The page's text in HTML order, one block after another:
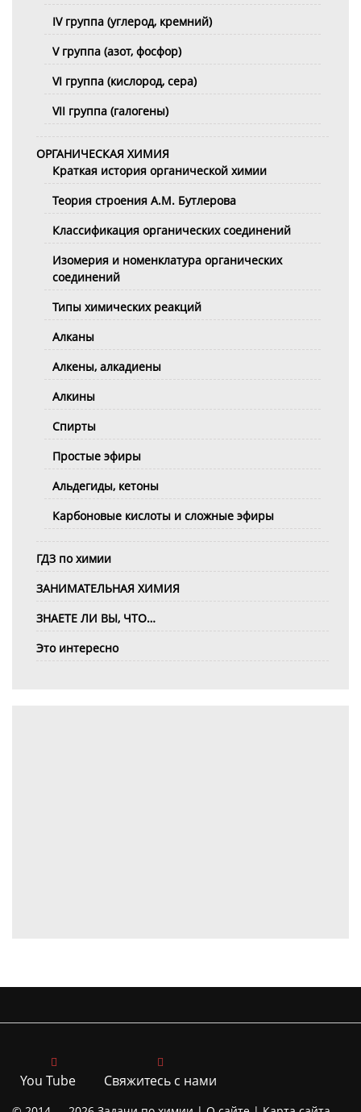
IV группа (углерод, кремний)
V группа (азот, фосфор)
VI группа (кислород, сера)
VII группа (галогены)
ОРГАНИЧЕСКАЯ ХИМИЯ
Краткая история органической химии
Теория строения А.М. Бутлерова
Классификация органических соединений
Изомерия и номенклатура органических
соединений
Типы химических реакций
Алканы
Алкены, алкадиены
Алкины
Спирты
Простые эфиры
Альдегиды, кетоны
Карбоновые кислоты и сложные эфиры
ГДЗ по химии
ЗАНИМАТЕЛЬНАЯ ХИМИЯ
ЗНАЕТЕ ЛИ ВЫ, ЧТО…
Это интересно
Свяжитесь с нами
You Tube